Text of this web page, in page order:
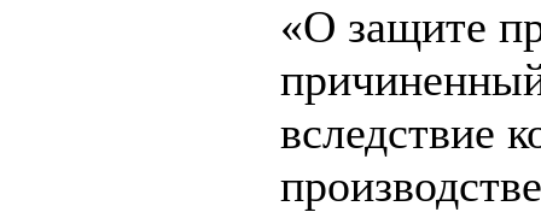
«О защите
вследствие